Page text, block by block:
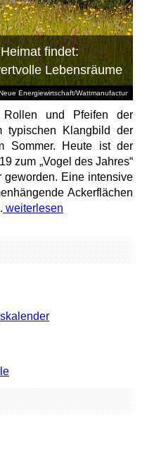
Energiewirtschaft/Wattmanufactur
findet:
Lebensräume
und Pfeifen der
typischen Klangbild der
Sommer. Heute ist der
zum „Vogel des Jahres“
geworden. Eine intensive
Ackerflächen
weiterlesen